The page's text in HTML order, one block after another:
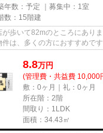
年数：予定 ｜募集中： 1室
数：15階建
が歩いて82mのところにあり
件は、多くの方におすすめで
8.8万円
(管理費・共益費 10,000
敷：0ヶ月｜礼：0ヶ月
所在階：2階
間取り：1LDK
面積：34.43㎡